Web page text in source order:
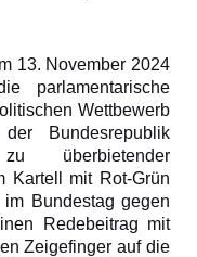
13. November 2024
parlamentarische
Wettbewerb
Bundesrepublik
überbietender
Kartell mit Rot-Grün
Bundestag gegen
Redebeitrag mit
Zeigefinger auf die